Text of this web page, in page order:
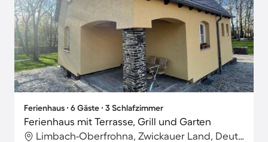
Ferienhaus ∙ 6 Gäste ∙ 3 Schlafzimmer
Ferienhaus mit Terrasse, Grill und Garten
Limbach-Oberfrohna, Zwickauer Land, Deutschland